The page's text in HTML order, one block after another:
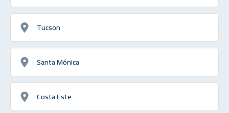
Tucson
Santa Mónica
Costa Este